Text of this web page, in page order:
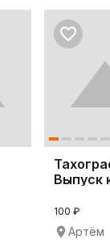
Выпуск
ФСБ
100 ₽
Артём